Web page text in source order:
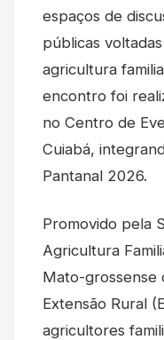
espaços de
públicas
agricultura
encontro foi
no Centro de
Cuiabá,
Pantanal 2026.
Promovido pela
Agricultura
Mato-grossense
Extensão Rural
agricultores